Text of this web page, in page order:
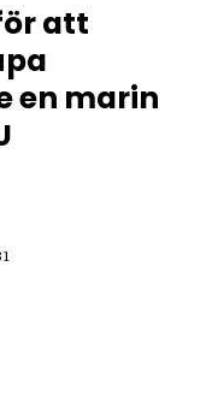
att
en marin